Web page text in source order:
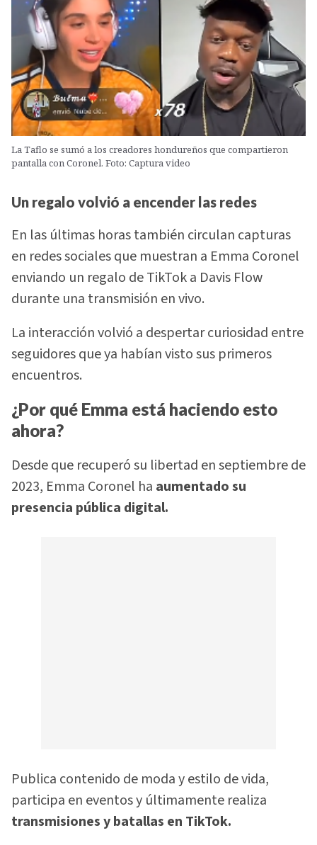
La Taflo se sumó a los creadores hondureños que compartieron
pantalla con Coronel. Foto: Captura video
Un regalo volvió a encender las redes
En las últimas horas también circulan capturas
en redes sociales que muestran a Emma Coronel
enviando un regalo de TikTok a Davis Flow
durante una transmisión en vivo.
La interacción volvió a despertar curiosidad entre
seguidores que ya habían visto sus primeros
encuentros.
¿Por qué Emma está haciendo esto
ahora?
Desde que recuperó su libertad en septiembre de
2023, Emma Coronel ha aumentado su
presencia pública digital.
Publica contenido de moda y estilo de vida,
participa en eventos y últimamente realiza
transmisiones y batallas en TikTok.